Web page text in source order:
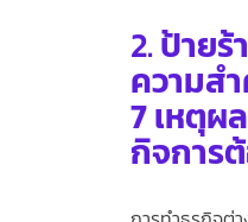
2.ป้ายร้
ความส
7 เหตุผ
กิจการ